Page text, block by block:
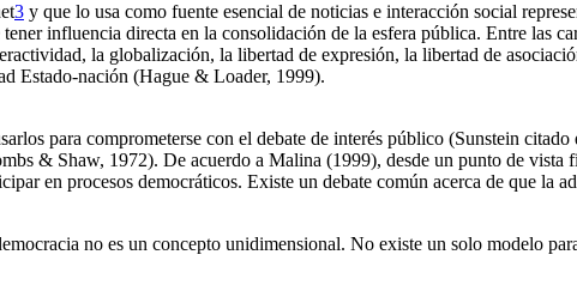
3 y que lo usa como fuente esencial de noticias e interacción social
influencia directa en la consolidación de la esfera pública. Entre las
la globalización, la libertad de expresión, la libertad de
Estado-nación (Hague & Loader, 1999).
para comprometerse con el debate de interés público (Sunstein
& Shaw, 1972). De acuerdo a Malina (1999), desde un punto de vista
en procesos democráticos. Existe un debate común acerca de que la
no es un concepto unidimensional. No existe un solo modelo